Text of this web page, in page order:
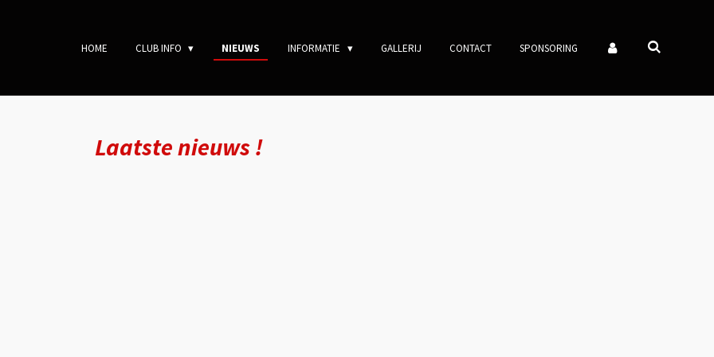
HOME CLUB INFO NIEUWS INFORMATIE GALLERIJ CONTACT SPONSORING
Laatste nieuws !